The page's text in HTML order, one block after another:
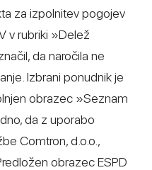
za izpolnitev pogojev
v rubriki »Delež
da naročila ne
Izbrani ponudnik je
obrazec »Seznam
da z uporabo
Comtron, d.o.o.,
obrazec ESPD